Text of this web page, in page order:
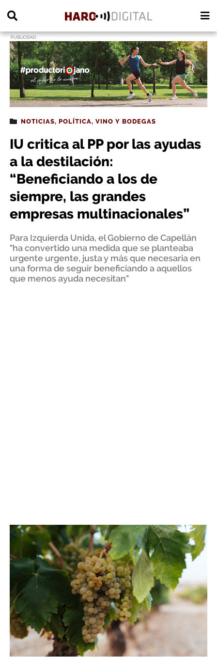
PUBLICIDAD
NOTICIAS, POLÍTICA, VINO Y BODEGAS
IU critica al PP por las ayudas
a la destilación:
“Beneficiando a los de
siempre, las grandes
empresas multinacionales”
Para Izquierda Unida, el Gobierno de Capellán
"ha convertido una medida que se planteaba
urgente urgente, justa y más que necesaria en
una forma de seguir beneficiando a aquellos
que menos ayuda necesitan"